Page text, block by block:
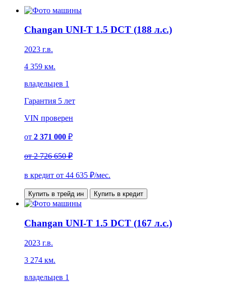
Changan UNI-T 1.5 DCT (188 л.с.)
2023 г.в.
4 359 км.
владельцев 1
Гарантия 5 лет
VIN проверен
от 2 371 000 ₽
от2 726 650 ₽
в кредит от 44 635 ₽/мес.
Купить в трейд ин Купить в кредит
Changan UNI-T 1.5 DCT (167 л.с.)
2023 г.в.
3 274 км.
владельцев 1